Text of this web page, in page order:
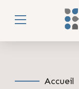
Accueil